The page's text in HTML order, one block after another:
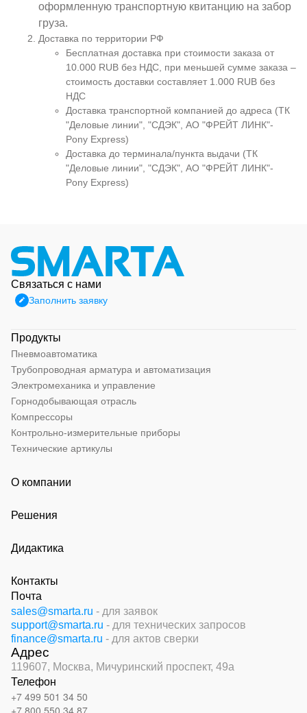
оформленную транспортную квитанцию на забор
груза.
Доставка по территории РФ
Бесплатная доставка при стоимости заказа от
10.000 RUB без НДС, при меньшей сумме заказа –
стоимость доставки составляет 1.000 RUB без
НДС
Доставка транспортной компанией до адреса (ТК
"Деловые линии", "СДЭК", АО "ФРЕЙТ ЛИНК"-
Pony Express)
Доставка до терминала/пункта выдачи (ТК
"Деловые линии", "СДЭК", АО "ФРЕЙТ ЛИНК"-
Pony Express)
Связаться с нами
Заполнить заявку
Продукты
Пневмоавтоматика
Трубопроводная арматура и автоматизация
Электромеханика и управление
Горнодобывающая отрасль
Компрессоры
Контрольно-измерительные приборы
Технические артикулы
О компании
Решения
Дидактика
Контакты
Почта
sales@smarta.ru - для заявок
support@smarta.ru - для технических запросов
finance@smarta.ru - для актов сверки
Адрес
119607, Москва, Мичуринский проспект, 49а
Телефон
+7 499 501 34 50
+7 800 550 34 87